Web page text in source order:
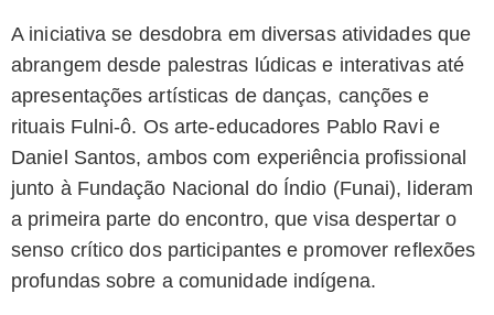
A iniciativa se desdobra em diversas atividades que
abrangem desde palestras lúdicas e interativas até
apresentações artísticas de danças, canções e
rituais Fulni-ô. Os arte-educadores Pablo Ravi e
Daniel Santos, ambos com experiência profissional
junto à Fundação Nacional do Índio (Funai), lideram
a primeira parte do encontro, que visa despertar o
senso crítico dos participantes e promover reflexões
profundas sobre a comunidade indígena.